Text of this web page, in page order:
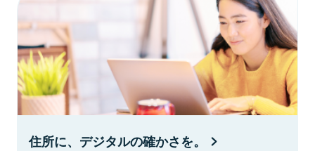
住所に、デジタルの確かさを。